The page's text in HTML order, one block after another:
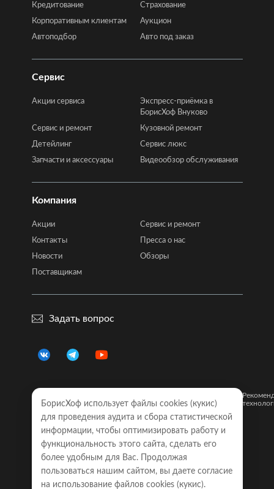
Кредитование
Страхование
Корпоративным клиентам
Аукцион
Автоподбор
Авто под заказ
Сервис
Акции сервиса
Экспресс-приёмка в
БорисХоф Внуково
Сервис и ремонт
Кузовной ремонт
Детейлинг
Сервис люкс
Запчасти и аксессуары
Видеообзор обслуживания
Компания
Акции
Сервис и ремонт
Контакты
Пресса о нас
Новости
Обзоры
Поставщикам
Задать вопрос
Правовая
информация
конфиденциальности
сайта
Обращаем Ваше внимание на то, что все объявления о
моделях автомобилей, размещенные на настоящем
интернет-сайте, носят исключительно информационный
характер и ни при каких условиях не являются публичной
офертой, определяемой положениями Статьи 437
Гражданского кодекса Российской Федерации. Для
получения точной информации о наличии моделей с
БорисХоф использует файлы cookies (кукиc)
для проведения аудита и сбора статистической
информации, чтобы оптимизировать работу и
функциональность этого сайта, сделать его
более удобным для Вас. Продолжая
пользоваться нашим сайтом, вы даете согласие
на использование файлов cookies (кукиc).